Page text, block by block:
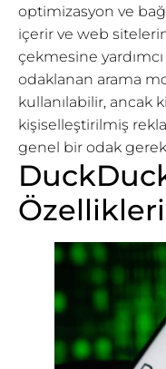
optimizasyon ve
içerir ve web
çekmesine
odaklanan arama
kullanılabilir, ancak
kişiselleştirilmiş
genel bir odak